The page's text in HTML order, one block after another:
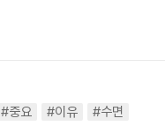
#중요 #이유
#수면